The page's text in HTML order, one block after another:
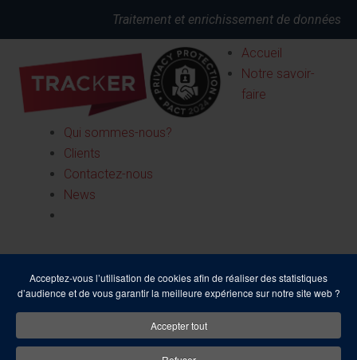
Traitement et enrichissement de données
Accueil
Notre savoir-
faire
Qui sommes-nous?
Clients
Contactez-nous
News
Acceptez-vous l’utilisation de cookies afin de réaliser des statistiques
d’audience et de vous garantir la meilleure expérience sur notre site web ?
Accepter tout